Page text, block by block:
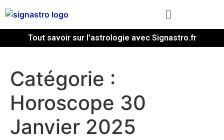
Tout savoir sur l'astrologie avec Signastro.fr
Catégorie :
Horoscope 30
Janvier 2025